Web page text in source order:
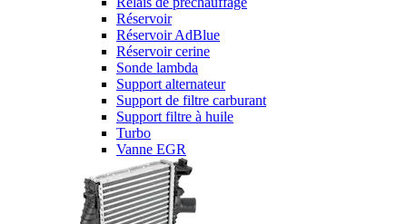
Réservoir
Réservoir AdBlue
Réservoir cerine
Sonde lambda
Support alternateur
Support de filtre carburant
Support filtre à huile
Turbo
Vanne EGR